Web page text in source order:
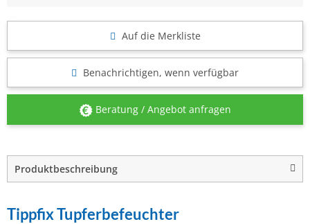
Auf die Merkliste
Benachrichtigen, wenn verfügbar
Beratung / Angebot anfragen
Produktbeschreibung
Tippfix Tupferbefeuchter